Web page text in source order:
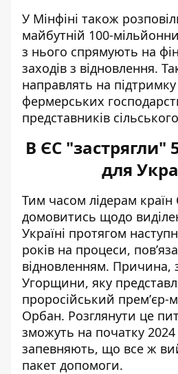
У Мінфіні також
майбутній 100-
з нього спрямують на
заходів з відновлення.
направлять на
фермерських
представників
В ЄС "застрягли"
для
Тим часом лідерам країн
домовитись щодо
Україні протягом
років на процеси,
відновленням. Причина,
Угорщини, яку
проросійський премʼєр-
Орбан. Розглянути це
зможуть на початку
запевняють, що все ж
пакет допомоги.